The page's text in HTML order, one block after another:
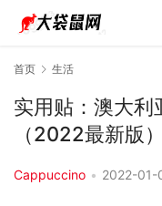
首页 生活
实用贴：澳大利
（2022最新版）
Cappuccino • 2022-01-